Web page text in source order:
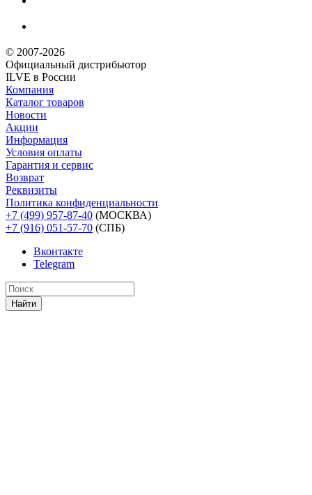
© 2007-2026
Официальный дистрибьютoр
ILVE в России
Компания
Каталог товаров
Новости
Акции
Информация
Условия оплаты
Гарантия и сервис
Возврат
Реквизиты
Политика конфиденциальности
+7 (499) 957-87-40 (МОСКВА)
+7 (916) 051-57-70 (СПБ)
Вконтакте
Telegram
Найти